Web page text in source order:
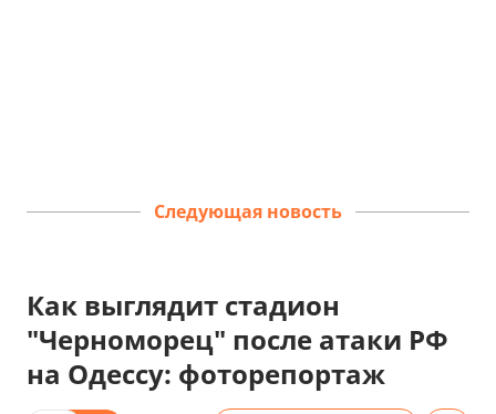
Следующая новость
Как выглядит стадион
"Черноморец" после атаки РФ
на Одессу: фоторепортаж